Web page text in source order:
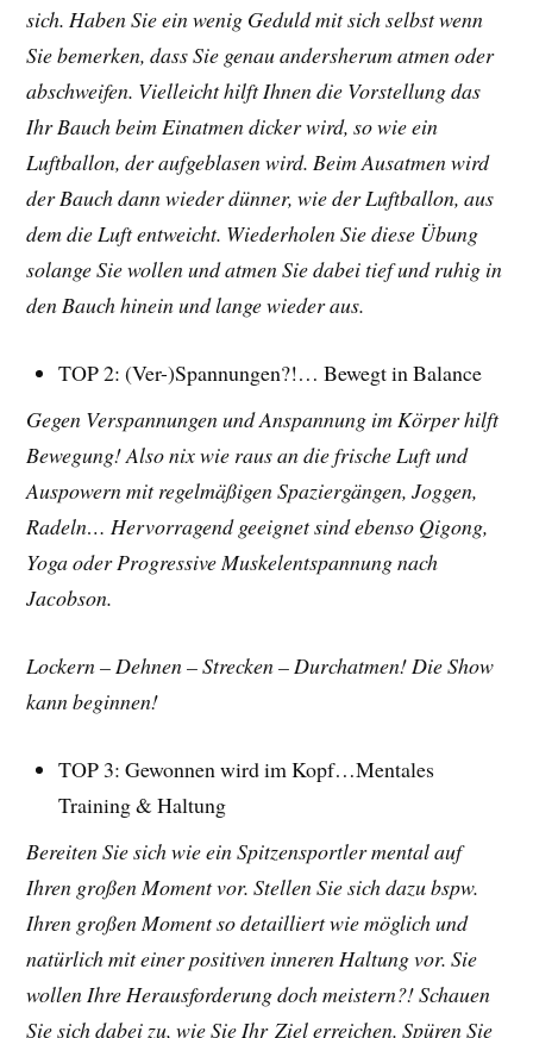
sich. Haben Sie ein wenig Geduld mit sich selbst wenn
Sie bemerken, dass Sie genau andersherum atmen oder
abschweifen. Vielleicht hilft Ihnen die Vorstellung das
Ihr Bauch beim Einatmen dicker wird, so wie ein
Luftballon, der aufgeblasen wird. Beim Ausatmen wird
der Bauch dann wieder dünner, wie der Luftballon, aus
dem die Luft entweicht. Wiederholen Sie diese Übung
solange Sie wollen und atmen Sie dabei tief und ruhig in
den Bauch hinein und lange wieder aus.
TOP 2: (Ver-)Spannungen?!… Bewegt in Balance
Gegen Verspannungen und Anspannung im Körper hilft
Bewegung! Also nix wie raus an die frische Luft und
Auspowern mit regelmäßigen Spaziergängen, Joggen,
Radeln… Hervorragend geeignet sind ebenso Qigong,
Yoga oder Progressive Muskelentspannung nach
Jacobson.
Lockern – Dehnen – Strecken – Durchatmen! Die Show
kann beginnen!
TOP 3: Gewonnen wird im Kopf…Mentales
Training & Haltung
Bereiten Sie sich wie ein Spitzensportler mental auf
Ihren großen Moment vor. Stellen Sie sich dazu bspw.
Ihren großen Moment so detailliert wie möglich und
natürlich mit einer positiven inneren Haltung vor. Sie
wollen Ihre Herausforderung doch meistern?! Schauen
Sie sich dabei zu, wie Sie Ihr Ziel erreichen. Spüren Sie